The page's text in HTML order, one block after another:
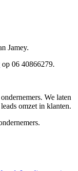
Jamey.
op 06 40866279.
We laten
omzet in klanten.